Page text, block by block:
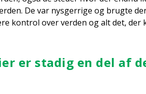
De var nys­ger­ri­ge og brug­te
kon­trol over ver­den og alt det,
er sta­dig en del af